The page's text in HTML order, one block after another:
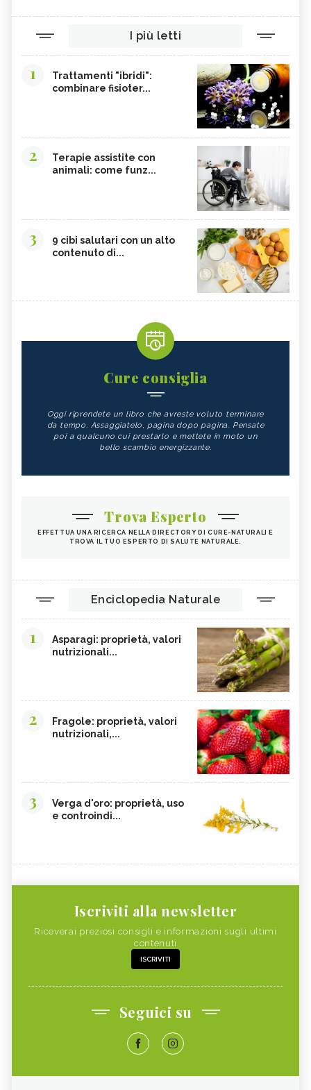
I più letti
1
Trattamenti "ibridi":
combinare fisioter...
2
Terapie assistite con
animali: come funz...
3
9 cibi salutari con un alto
contenuto di...
Cure consiglia
Oggi riprendete un libro che avreste voluto terminare
da tempo. Assaggiatelo, pagina dopo pagina. Pensate
poi a qualcuno cui prestarlo e mettete in moto un
bello scambio energizzante.
Trova Esperto
EFFETTUA UNA RICERCA NELLA DIRECTORY DI CURE-NATURALI E
TROVA IL TUO ESPERTO DI SALUTE NATURALE.
Enciclopedia Naturale
1
Asparagi: proprietà, valori
nutrizionali...
2
Fragole: proprietà, valori
nutrizionali,...
3
Verga d'oro: proprietà, uso
e controindi...
Iscriviti alla newsletter
Riceverai preziosi consigli e informazioni sugli ultimi
contenuti
ISCRIVITI
Seguici su